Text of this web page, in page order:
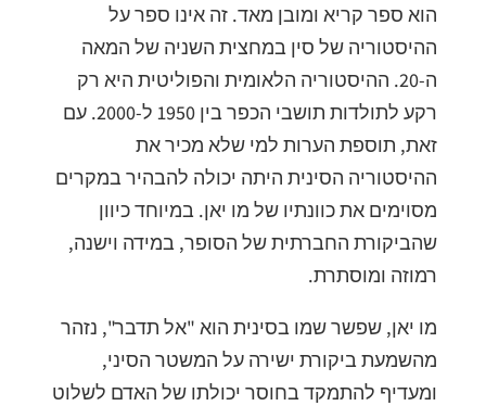
הוא ספר קריא ומובן מאד. זה אינו ספר על
ההיסטוריה של סין במחצית השניה של המאה
ה-20. ההיסטוריה הלאומית והפוליטית היא רק
רקע לתולדות תושבי הכפר בין 1950 ל-2000. עם
זאת, תוספת הערות למי שלא מכיר את
ההיסטוריה הסינית היתה יכולה להבהיר במקרים
מסוימים את כוונתיו של מו יאן. במיוחד כיוון
שהביקורת החברתית של הסופר, במידה וישנה,
רמוזה ומוסתרת.
מו יאן, שפשר שמו בסינית הוא "אל תדבר", נזהר
מהשמעת ביקורת ישירה על המשטר הסיני,
ומעדיף להתמקד בחוסר יכולתו של האדם לשלוט